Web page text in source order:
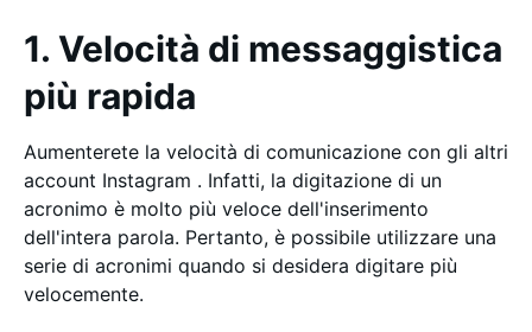
1. Velocità di messaggistica
più rapida
Aumenterete la velocità di comunicazione con gli altri
account Instagram . Infatti, la digitazione di un
acronimo è molto più veloce dell'inserimento
dell'intera parola. Pertanto, è possibile utilizzare una
serie di acronimi quando si desidera digitare più
velocemente.